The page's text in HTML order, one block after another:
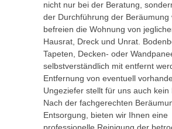
nicht nur bei der Beratung,
der Durchführung der Beräumung
befreien die Wohnung von
Hausrat, Dreck und Unrat.
Tapeten, Decken- oder
selbstverständlich mit entfernt
Entfernung von eventuell
Ungeziefer stellt für uns auch kein
Nach der fachgerechten
Entsorgung, bieten wir Ihnen eine